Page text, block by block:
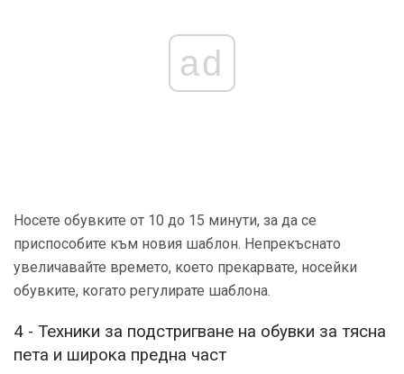
ad
Носете обувките от 10 до 15 минути, за да се
приспособите към новия шаблон. Непрекъснато
увеличавайте времето, което прекарвате, носейки
обувките, когато регулирате шаблона.
4 - Техники за подстригване на обувки за тясна
пета и широка предна част